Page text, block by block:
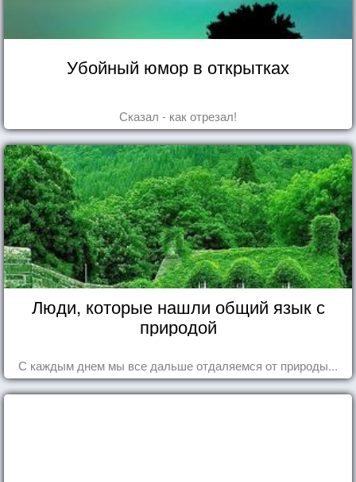
Убойный юмор в открытках
Сказал - как отрезал!
Люди, которые нашли общий язык с
природой
С каждым днем мы все дальше отдаляемся от природы...